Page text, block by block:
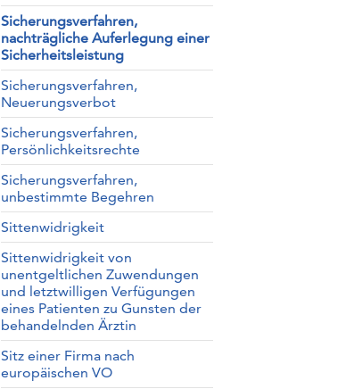
Sicherungsverfahren,
nachträgliche Auferlegung einer
Sicherheitsleistung
Sicherungsverfahren,
Neuerungsverbot
Sicherungsverfahren,
Persönlichkeitsrechte
Sicherungsverfahren,
unbestimmte Begehren
Sittenwidrigkeit
Sittenwidrigkeit von
unentgeltlichen Zuwendungen
und letztwilligen Verfügungen
eines Patienten zu Gunsten der
behandelnden Ärztin
Sitz einer Firma nach
europäischen VO